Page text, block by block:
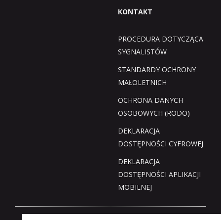
KONTAKT
PROCEDURA DOTYCZĄCA
SYGNALISTÓW
STANDARDY OCHRONY
MAŁOLETNICH
OCHRONA DANYCH
OSOBOWYCH (RODO)
DEKLARACJA
DOSTĘPNOŚCI CYFROWEJ
DEKLARACJA
DOSTĘPNOŚCI APLIKACJI
MOBILNEJ